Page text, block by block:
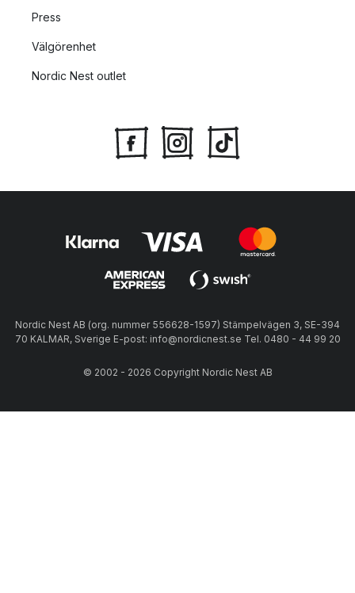
Press
Välgörenhet
Nordic Nest outlet
Nordic Nest AB (org. nummer 556628-1597) Stämpelvägen 3, SE-394
70 KALMAR, Sverige E-post: info@nordicnest.se Tel. 0480 - 44 99 20
© 2002 - 2026 Copyright Nordic Nest AB